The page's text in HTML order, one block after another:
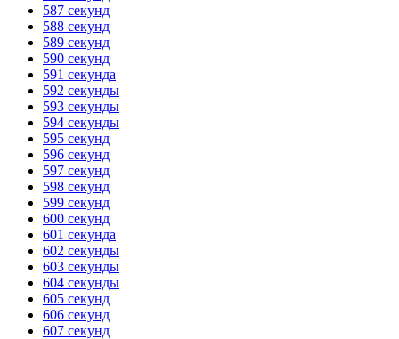
HANDY TIMERS
587 секунд
588 секунд
589 секунд
590 секунд
591 секунда
592 секунды
593 секунды
594 секунды
595 секунд
596 секунд
597 секунд
598 секунд
599 секунд
600 секунд
601 секунда
602 секунды
603 секунды
604 секунды
605 секунд
606 секунд
607 секунд